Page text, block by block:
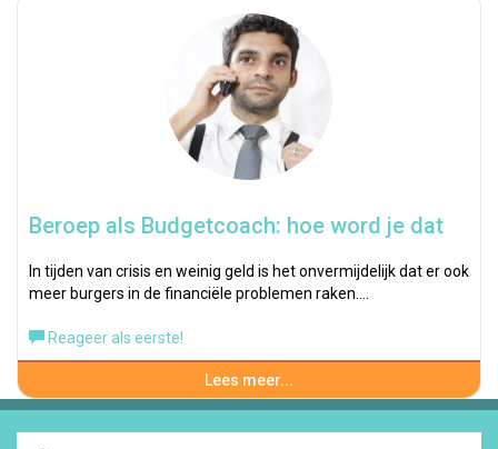
Beroep als Budgetcoach: hoe word je dat
In tijden van crisis en weinig geld is het onvermijdelijk dat er ook
meer burgers in de financiële problemen raken.…
Reageer als eerste!
Lees meer...